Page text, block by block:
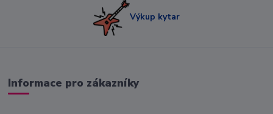
Výkup kytar
Informace pro zákazníky